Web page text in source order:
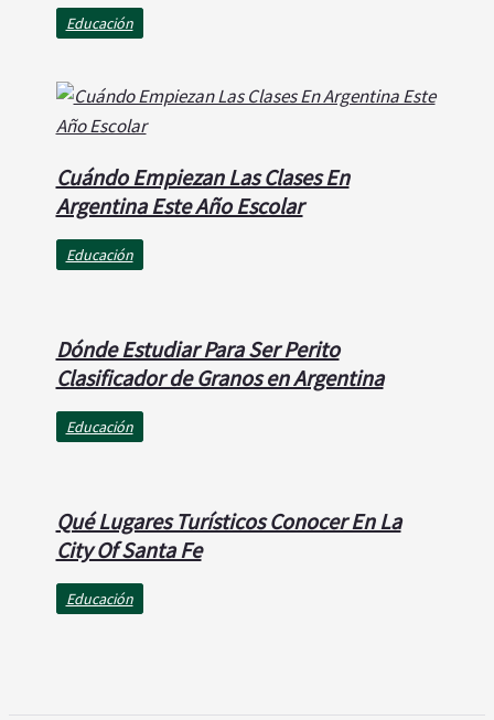
Educación
Cuándo Empiezan Las Clases En
Argentina Este Año Escolar
Educación
Dónde Estudiar Para Ser Perito
Clasificador de Granos en Argentina
Educación
Qué Lugares Turísticos Conocer En La
City Of Santa Fe
Educación